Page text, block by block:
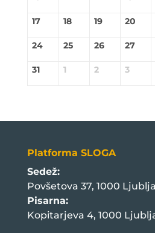
17 18 19 20
24 25 26 27
31 1 2 3
Platforma SLOGA
Sedež:
Povšetova 37, 1000
Pisarna:
Kopitarjeva 4, 1000